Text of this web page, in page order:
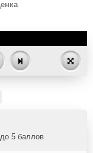
5 баллов